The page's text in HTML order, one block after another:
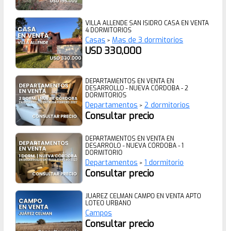
VILLA ALLENDE SAN ISIDRO CASA EN VENTA
4 DORMITORIOS
Casas >Mas de 3 dormitorios
USD 330,000
DEPARTAMENTOS EN VENTA EN
DESARROLLO - NUEVA CÓRDOBA - 2
DORMITORIOS
Departamentos > 2 dormitorios
Consultar precio
DEPARTAMENTOS EN VENTA EN
DESARROLO - NUEVA CÓRDOBA - 1
DORMITORIO
Departamentos > 1 dormitorio
Consultar precio
JUAREZ CELMAN CAMPO EN VENTA APTO
LOTEO URBANO
Campos
Consultar precio